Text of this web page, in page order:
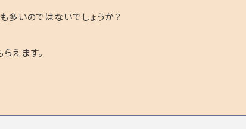
いのではないでしょうか？
らえます。